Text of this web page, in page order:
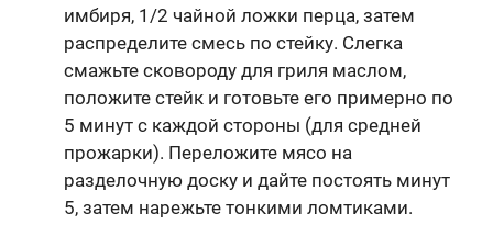
имбиря, 1/2 чайной ложки перца, затем
распределите смесь по стейку. Слегка
смажьте сковороду для гриля маслом,
положите стейк и готовьте его примерно по
5 минут с каждой стороны (для средней
прожарки). Переложите мясо на
разделочную доску и дайте постоять минут
5, затем нарежьте тонкими ломтиками.